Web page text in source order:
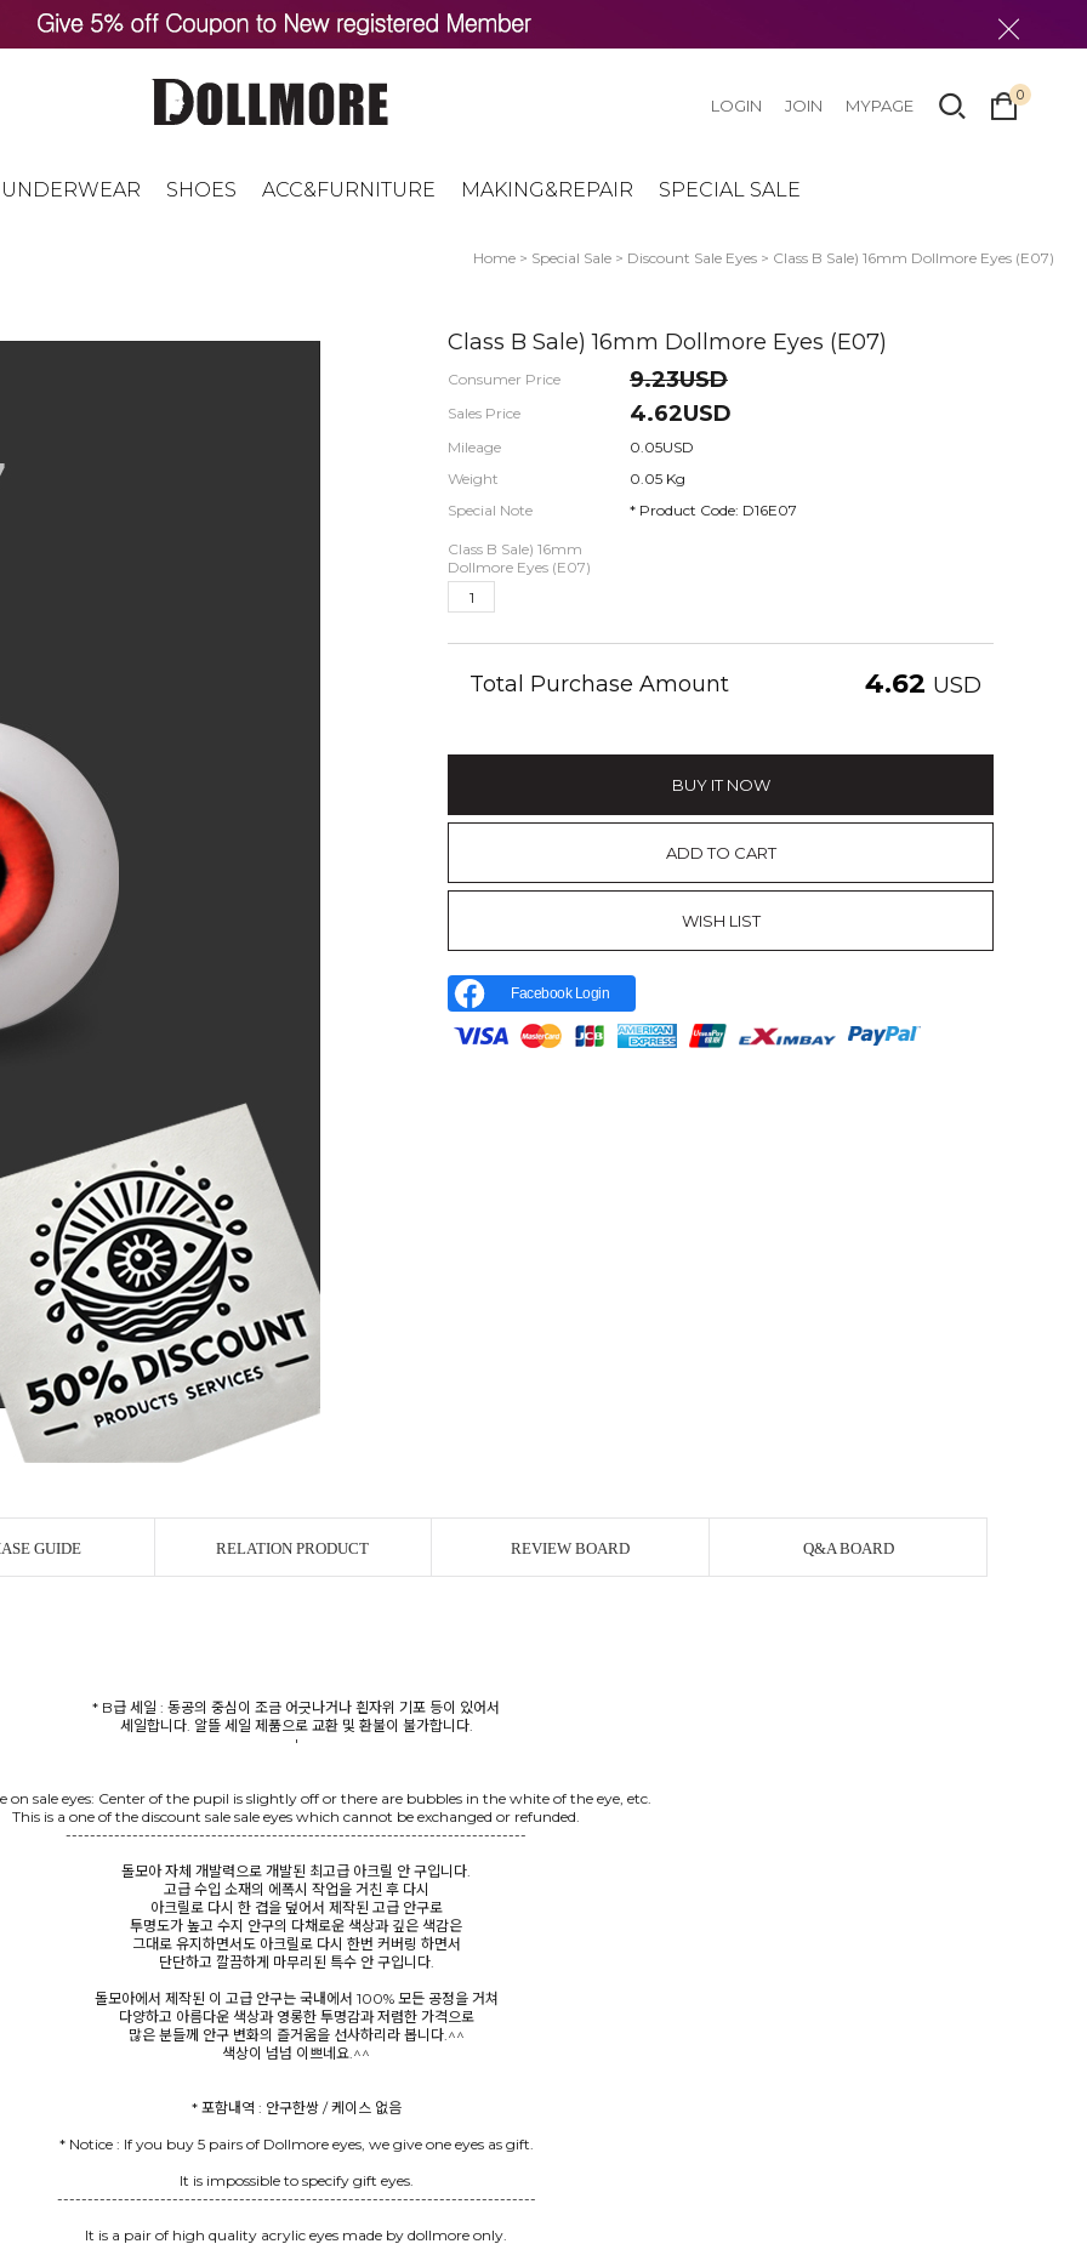
UNDERWEAR SHOES ACC&FURNITURE MAKING&REPAIR SPECIAL SALE
LOGIN JOIN MYPAGE
0
Home > Special Sale > Discount Sale Eyes > Class B Sale) 16mm Dollmore Eyes (E07)
Class B Sale) 16mm Dollmore Eyes (E07)
Consumer Price 9.23USD
Sales Price 4.62USD
Mileage
0.05USD
Weight
0.05 Kg
Special Note
* Product Code: D16E07
Class B Sale) 16mm
Dollmore Eyes (E07)
Total Purchase Amount 4.62 USD
BUY IT NOW
ADD TO CART
WISH LIST
Facebook Login
GUIDE RELATION PRODUCT REVIEW BOARD Q&A BOARD
* B급 세일 : 동공의 중심이 조금 어긋나거나 흰자위 기포 등이 있어서
세일합니다. 알뜰 세일 제품으로 교환 및 환불이 불가합니다.
'
on sale eyes: Center of the pupil is slightly off or there are bubbles in the white of the eye, etc.
This is a one of the discount sale sale eyes which cannot be exchanged or refunded.
----------------------------------------------------------------------------
돌모아 자체 개발력으로 개발된 최고급 아크릴 안 구입니다.
고급 수입 소재의 에폭시 작업을 거친 후 다시
아크릴로 다시 한 겹을 덮어서 제작된 고급 안구로
투명도가 높고 수지 안구의 다채로운 색상과 깊은 색감은
그대로 유지하면서도 아크릴로 다시 한번 커버링 하면서
단단하고 깔끔하게 마무리된 특수 안 구입니다.
돌모아에서 제작된 이 고급 안구는 국내에서 100% 모든 공정을 거쳐
다양하고 아름다운 색상과 영롱한 투명감과 저렴한 가격으로
많은 분들께 안구 변화의 즐거움을 선사하리라 봅니다.^^
색상이 넘넘 이쁘네요.^^
* 포함내역 : 안구한쌍 / 케이스 없음
* Notice : If you buy 5 pairs of Dollmore eyes, we give one eyes as gift.
It is impossible to specify gift eyes.
-------------------------------------------------------------------------------
It is a pair of high quality acrylic eyes made by dollmore only.